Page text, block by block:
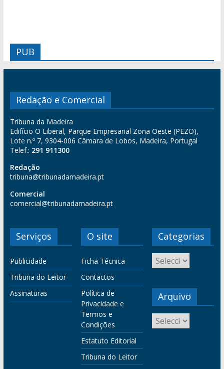
PUB
Redação e Comercial
Tribuna da Madeira
Edifício O Liberal, Parque Empresarial Zona Oeste (PEZO),
Lote n.º 7, 9304-006 Câmara de Lobos, Madeira, Portugal
Telef.: 291 911300
Redação
tribuna@tribunadamadeira.pt
Comercial
comercial@tribunadamadeira.pt
Serviços
Publicidade
Tribuna do Leitor
Assinaturas
O site
Ficha Técnica
Contactos
Política de
Privacidade e
Termos e
Condições
Estatuto Editorial
Tribuna do Leitor
Categorias
Arquivo